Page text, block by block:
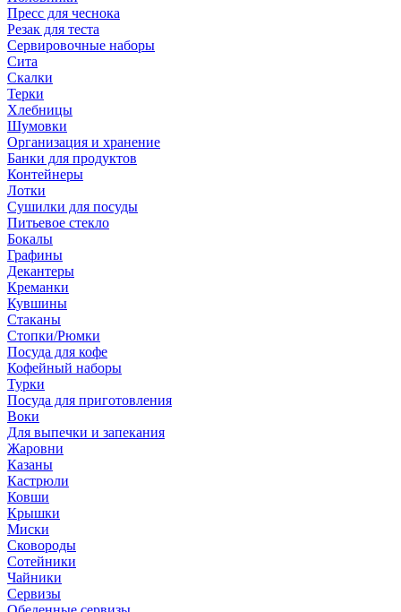
Пресс для чеснока
Резак для теста
Сервировочные наборы
Сита
Скалки
Терки
Хлебницы
Шумовки
Организация и хранение
Банки для продуктов
Контейнеры
Лотки
Сушилки для посуды
Питьевое стекло
Бокалы
Графины
Декантеры
Креманки
Кувшины
Стаканы
Стопки/Рюмки
Посуда для кофе
Кофейный наборы
Турки
Посуда для приготовления
Воки
Для выпечки и запекания
Жаровни
Казаны
Кастрюли
Ковши
Крышки
Миски
Сковороды
Сотейники
Чайники
Сервизы